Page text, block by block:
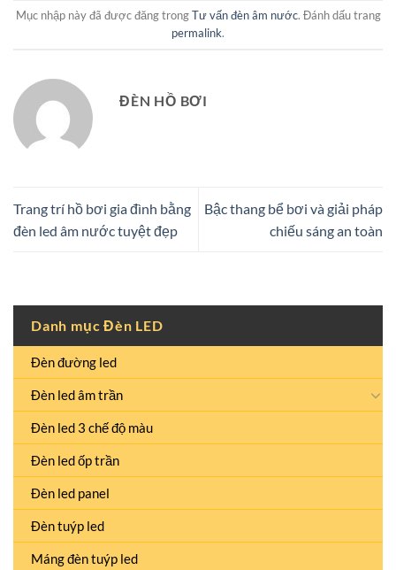
Mục nhập này đã được đăng trongTư vấn đèn âm nước. Đánh dấu trang
permalink.
ĐÈN HỒ BƠI
Trang trí hồ bơi gia đình bằng
đèn led âm nước tuyệt đẹp
Bậc thang bể bơi và giải pháp
chiếu sáng an toàn
Danh mục Đèn LED
Đèn đường led
Đèn led âm trần
Đèn led 3 chế độ màu
Đèn led ốp trần
Đèn led panel
Đèn tuýp led
Máng đèn tuýp led